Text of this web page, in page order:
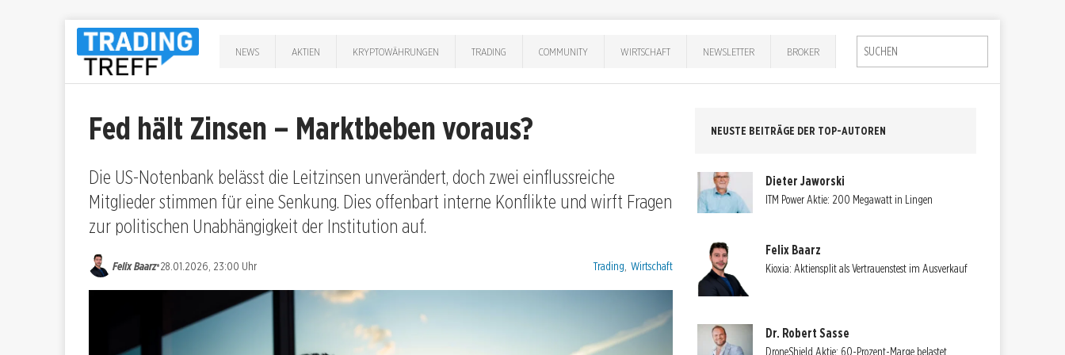
NEWS AKTIEN KRYPTOWÄHRUNGEN TRADING COMMUNITY WIRTSCHAFT NEWSLETTER BROKER
Fed hält Zinsen – Marktbeben voraus?
Die US-Notenbank belässt die Leitzinsen unverändert, doch zwei einflussreiche
Mitglieder stimmen für eine Senkung. Dies offenbart interne Konflikte und wirft Fragen
zur politischen Unabhängigkeit der Institution auf.
Felix Baarz•28.01.2026, 23:00 Uhr Kategorien:
Trading Wirtschaft
NEUSTE BEITRÄGE DER TOP-AUTOREN
Dieter Jaworski
ITM Power Aktie: 200 Megawatt in Lingen
Felix Baarz
Kioxia: Aktiensplit als Vertrauenstest im Ausverkauf
Dr. Robert Sasse
DroneShield Aktie: 60-Prozent-Marge belastet